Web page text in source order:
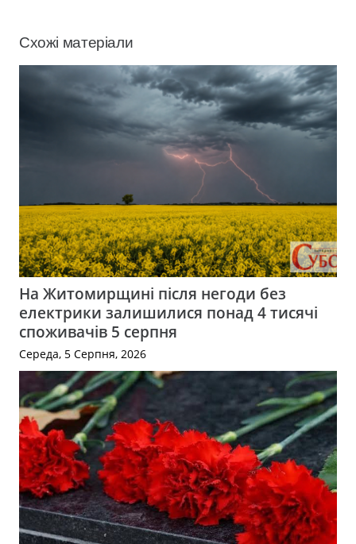
Схожі матеріали
На Житомирщині після негоди без
електрики залишилися понад 4 тисячі
споживачів 5 серпня
Середа, 5 Серпня, 2026